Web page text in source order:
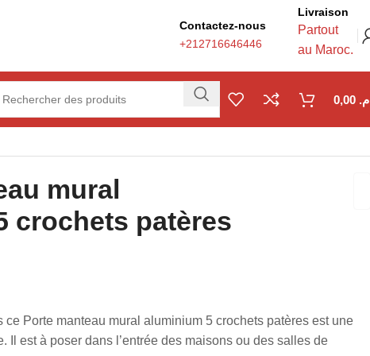
Contactez-nous
+212716646446
Livraison
Partout
au Maroc.
mural
crochets patères
ce Porte manteau mural aluminium 5 crochets patères est une
Il est à poser dans l’entrée des maisons ou des salles de